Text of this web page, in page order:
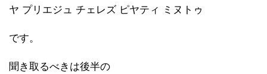
ヤ プリエジュ チェレズ ピヤティ ミヌトゥ
です。
聞き取るべきは後半の